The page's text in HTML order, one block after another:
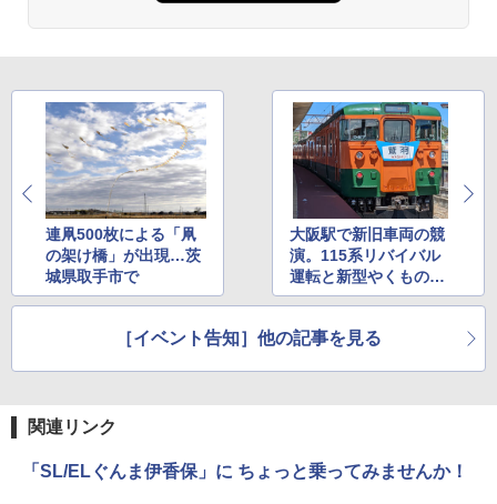
連凧500枚による「凧
の架け橋」が出現…茨
城県取手市で
大阪駅で新旧車両の競
演。115系リバイバル
運転と新型やくもの見
学イベント
［イベント告知］他の記事を見る
関連リンク
「SL/ELぐんま伊香保」に ちょっと乗ってみませんか！